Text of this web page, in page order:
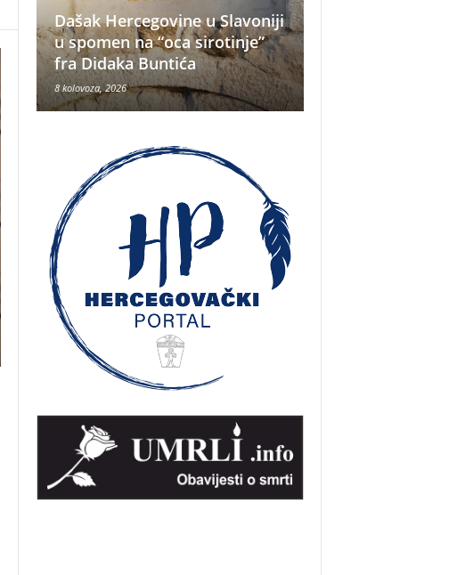
Dašak Hercegovine u Slavoniji
u spomen na “oca sirotinje”
fra Didaka Buntića
8 kolovoza, 2026